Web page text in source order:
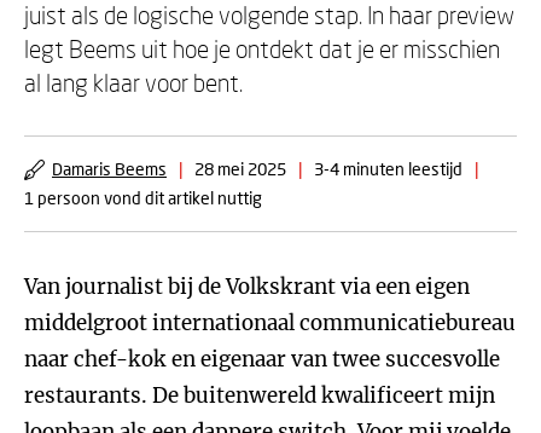
juist als de logische volgende stap. In haar preview
legt Beems uit hoe je ontdekt dat je er misschien
al lang klaar voor bent.
Damaris Beems | 28 mei 2025 | 3-4 minuten leestijd
|
1 persoon vond dit artikel nuttig
Van journalist bij de Volkskrant via een eigen
middelgroot internationaal communicatiebureau
naar chef-kok en eigenaar van twee succesvolle
restaurants. De buitenwereld kwalificeert mijn